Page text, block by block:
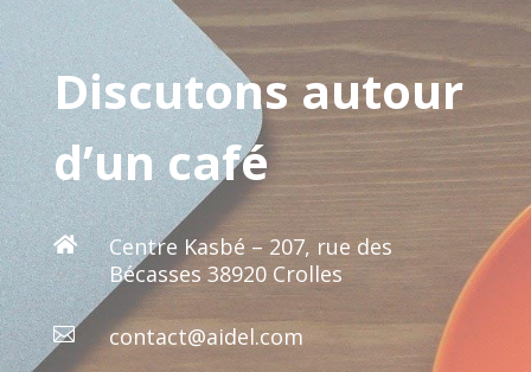
Discutons autour
d’un café

Centre Kasbé – 207, rue des
Bécasses 38920 Crolles
 contact@aidel.com